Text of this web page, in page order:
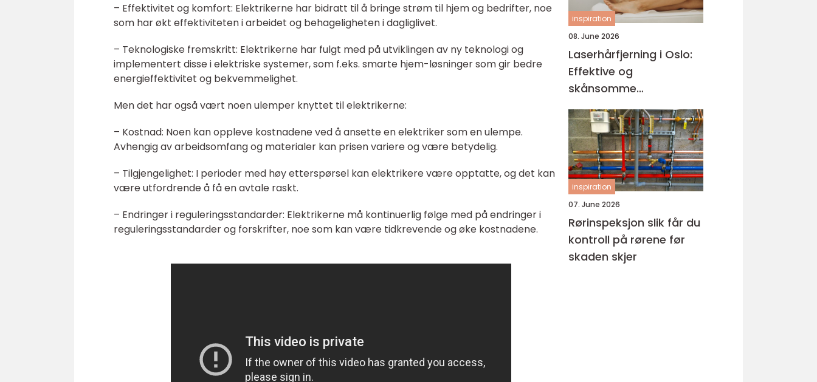
– Effektivitet og komfort: Elektrikerne har bidratt til å bringe strøm til hjem og bedrifter, noe
som har økt effektiviteten i arbeidet og behageligheten i dagliglivet.
– Teknologiske fremskritt: Elektrikerne har fulgt med på utviklingen av ny teknologi og
implementert disse i elektriske systemer, som f.eks. smarte hjem-løsninger som gir bedre
energieffektivitet og bekvemmelighet.
Men det har også vært noen ulemper knyttet til elektrikerne:
– Kostnad: Noen kan oppleve kostnadene ved å ansette en elektriker som en ulempe.
Avhengig av arbeidsomfang og materialer kan prisen variere og være betydelig.
– Tilgjengelighet: I perioder med høy etterspørsel kan elektrikere være opptatte, og det kan
være utfordrende å få en avtale raskt.
– Endringer i reguleringsstandarder: Elektrikerne må kontinuerlig følge med på endringer i
reguleringsstandarder og forskrifter, noe som kan være tidkrevende og øke kostnadene.
inspiration
08. June 2026
Laserhårfjerning i Oslo:
Effektive og
skånsomme
behandlinger for glatt
hud
inspiration
07. June 2026
Rørinspeksjon slik får du
kontroll på rørene før
skaden skjer